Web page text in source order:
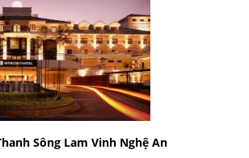
Sông Lam Vinh Nghệ An